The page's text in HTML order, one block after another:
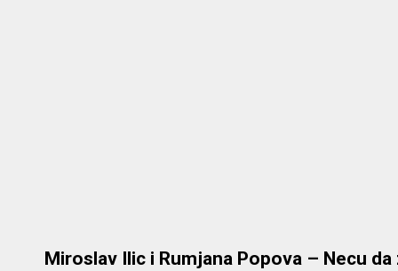
Miroslav Ilic i Rumjana Popova – Necu